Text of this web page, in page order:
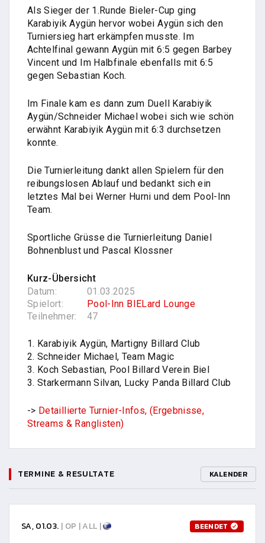
Als Sieger der 1.Runde Bieler-Cup ging
Karabiyik Aygün hervor wobei Aygün sich den
Turniersieg hart erkämpfen musste. Im
Achtelfinal gewann Aygün mit 6:5 gegen Barbey
Vincent und Im Halbfinale ebenfalls mit 6:5
gegen Sebastian Koch.
Im Finale kam es dann zum Duell Karabiyik
Aygün/Schneider Michael wobei sich wie schön
erwähnt Karabiyik Aygün mit 6:3 durchsetzen
konnte.
Die Turnierleitung dankt allen Spielern für den
reibungslosen Ablauf und bedankt sich ein
letztes Mal bei Werner Hurni und dem Pool-Inn
Team.
Sportliche Grüsse die Turnierleitung Daniel
Bohnenblust und Pascal Klossner
Kurz-Übersicht
Datum:
01.03.2025
Spielort:
Pool-Inn BIELard Lounge
Teilnehmer:
47
1. Karabiyik Aygün, Martigny Billard Club
2. Schneider Michael, Team Magic
3. Koch Sebastian, Pool Billard Verein Biel
3. Starkermann Silvan, Lucky Panda Billard Club
-> Detaillierte Turnier-Infos, (Ergebnisse,
Streams & Ranglisten)
TERMINE & RESULTATE KALENDER
SA, 01.03. | OP | ALL | BEENDET